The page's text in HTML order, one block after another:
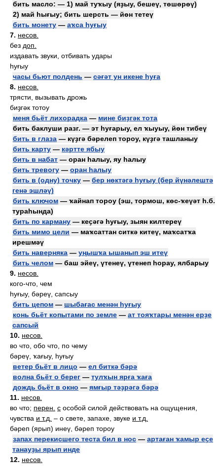
бить масло: — 1) май туҡыу (яҙыу, бешеү, төшөрөү)
2) май һығыу; бить шерсть — йөн тетеү
бить монету — аҡса һуғыу
7. несов.
без доп.
издавать звуки, отбивать удары
һуғыу
часы бьют полдень — сәғәт ун икене һуға
8. несов.
трясти, вызывать дрожь
биҙгәк тотоу
меня бьёт лихорадка — мине биҙгәк тота
бить баклуши разг. — эт һуғарыу, ел ҡыуыу, йөн тибеү
бить в глаза — күҙгә бәрелеп тороу, күҙгә ташланыу
бить карту — кәртте ябыу
бить в набат — оран һалыу, яу һалыу
бить тревогу — оран һалыу
бить в (одну) точку — бер нөктәгә һуғыу (бер йүнәлештә
генә эшләү)
бить ключом — ҡайнап тороу (эш, тормош, көс-ҡеүәт һ.б.
тураһында)
бить по карману — кеҫәгә һуғыу, зыян килтереү
бить мимо цели — маҡсаттан ситкә китеү, маҡсатҡа
ирешмәү
бить наверняка — уңышҡа ышанып эш итеү
бить челом — баш эйеү, үтенеү, үтенеп һорау, ялбарыу
9. несов.
кого-что, чем
һуғыу, бәреү, сапсыу
бить цепом — шыбағас менән һуғыу
конь бьёт копытами по земле — ат тояҡтары менән ерҙе
сапсый
10. несов.
во что, обо что, по чему
бәреү, ҡағыу, һуғыу
ветер бьёт в лицо — ел биткә бәрә
волна бьёт о берег — тулҡын ярға ҡаға
дождь бьёт в окно — ямғыр тәҙрәгә бәрә
11. несов.
во что; перен. с особой силой действовать на ощущения,
чувства и т.д. – о свете, запахе, звуке и т.д.
бәреп (ярып) инеү, бәреп тороу
запах перекисшего теста бил в нос — артаған ҡамыр еҫе
танауҙы ярып инде
12. несов.